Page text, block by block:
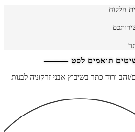
הלקוח
תואמים לסט ———